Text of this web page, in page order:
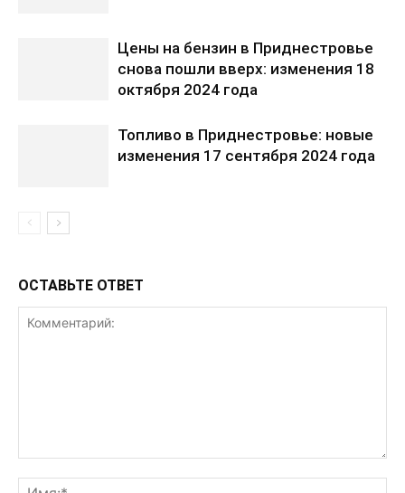
Цены на бензин в Приднестровье
снова пошли вверх: изменения 18
октября 2024 года
Топливо в Приднестровье: новые
изменения 17 сентября 2024 года
ОСТАВЬТЕ ОТВЕТ